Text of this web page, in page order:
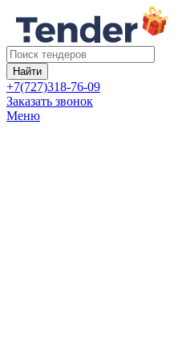
Найти
+7(727)318-76-09
Заказать звонок
Меню